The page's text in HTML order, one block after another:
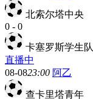
北索尔塔中央
0 - 0
卡塞罗斯学生队
直播中
08-0823:00 阿乙
查卡里塔青年